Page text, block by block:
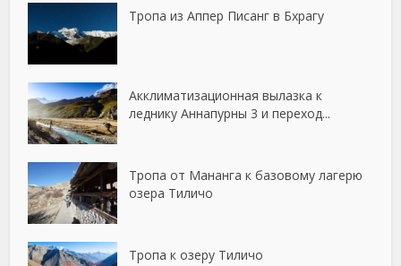
Тропа из Аппер Писанг в Бхрагу
Акклиматизационная вылазка к
леднику Аннапурны 3 и переход...
Тропа от Мананга к базовому лагерю
озера Тиличо
Тропа к озеру Тиличо